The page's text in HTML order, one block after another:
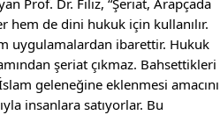
Prof. Dr. Filiz, “Şeriat, Arapçada
hem de dini hukuk için kullanılır.
uygulamalardan ibarettir. Hukuk
şeriat çıkmaz. Bahsettikleri
geleneğine eklenmesi amacını
insanlara satıyorlar. Bu